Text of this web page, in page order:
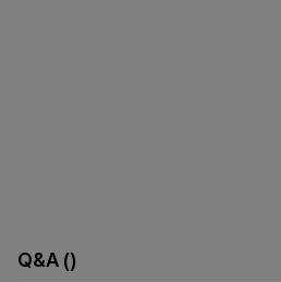
Q&A ()